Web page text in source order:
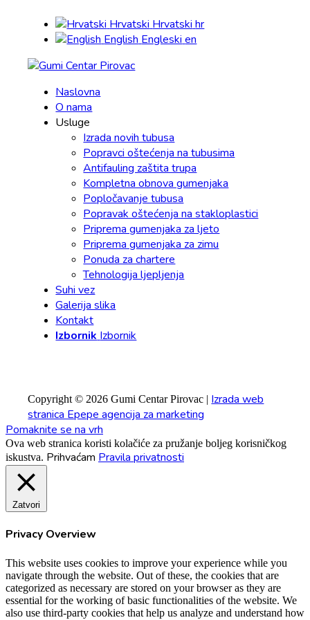
Hrvatski Hrvatski hr
English Engleski en
Naslovna
O nama
Usluge
Izrada novih tubusa
Popravci oštećenja na tubusima
Antifauling zaštita trupa
Kompletna obnova gumenjaka
Popločavanje tubusa
Popravak oštećenja na stakloplastici
Priprema gumenjaka za ljeto
Priprema gumenjaka za zimu
Ponuda za chartere
Tehnologija ljepljenja
Suhi vez
Galerija slika
Kontakt
Izbornik Izbornik
Copyright © 2026 Gumi Centar Pirovac | Izrada web
stranica Epepe agencija za marketing
Pomaknite se na vrh
Ova web stranica koristi kolačiće za pružanje boljeg korisničkog
iskustva. Prihvaćam Pravila privatnosti
Zatvori
Privacy Overview
This website uses cookies to improve your experience while you
navigate through the website. Out of these, the cookies that are
categorized as necessary are stored on your browser as they are
essential for the working of basic functionalities of the website. We
also use third-party cookies that help us analyze and understand how